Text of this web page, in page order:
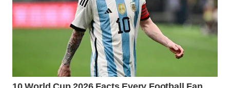
WN
SURABAYA
WN